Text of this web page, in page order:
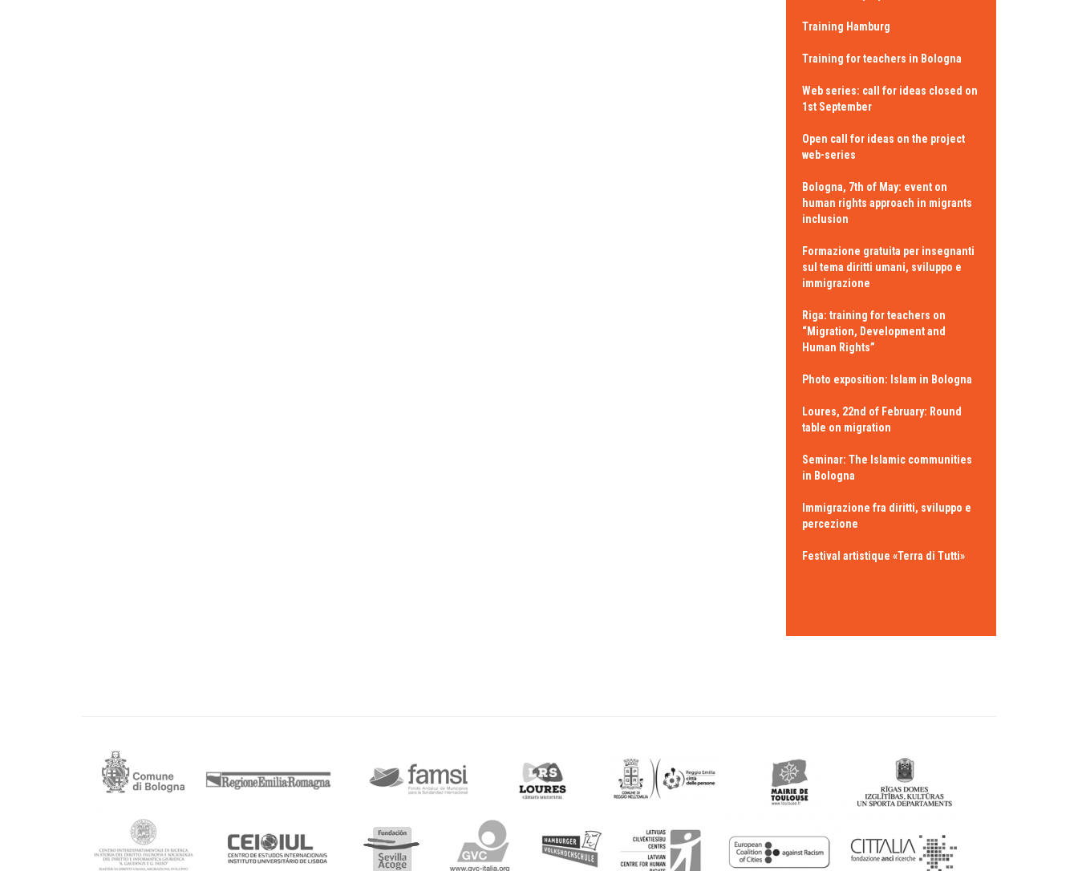
Training Hamburg
Training for teachers in Bologna
Web series: call for ideas closed on
1st September
Open call for ideas on the project
web-series
Bologna, 7th of May: event on
human rights approach in migrants
inclusion
Formazione gratuita per insegnanti
sul tema diritti umani, sviluppo e
immigrazione
Riga: training for teachers on
“Migration, Development and
Human Rights”
Photo exposition: Islam in Bologna
Loures, 22nd of February: Round
table on migration
Seminar: The Islamic communities
in Bologna
Immigrazione fra diritti, sviluppo e
percezione
Festival artistique «Terra di Tutti»